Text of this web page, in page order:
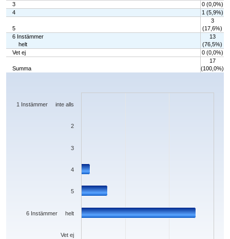
3
0 (0,0%)
4
1 (5,9%)
5
3
(17,6%)
6 Instämmer
helt
13
(76,5%)
Vet ej
0 (0,0%)
Summa
17
(100,0%)
Chart
The chart has 1 X axis displaying categories.
Vet ej
6 Instämmer helt
5
4
3
2
1 Instämmer inte alls